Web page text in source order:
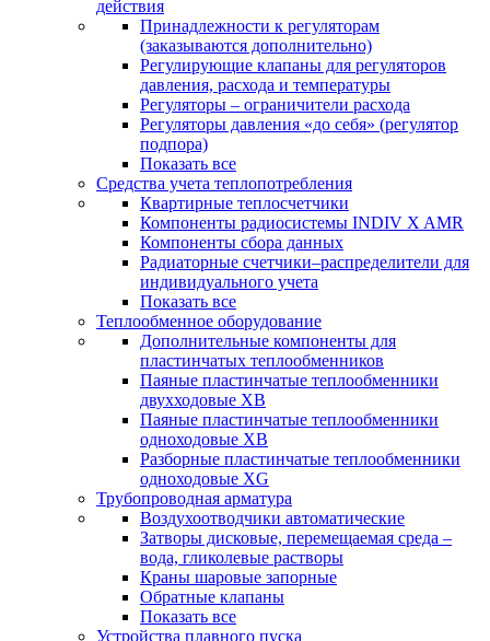
действия
Принадлежности к регуляторам
(заказываются дополнительно)
Регулирующие клапаны для регуляторов
давления, расхода и температуры
Регуляторы – ограничители расхода
Регуляторы давления «до себя» (регулятор
подпора)
Показать все
Средства учета теплопотребления
Квартирные теплосчетчики
Компоненты радиосистемы INDIV X AMR
Компоненты сбора данных
Радиаторные счетчики–распределители для
индивидуального учета
Показать все
Теплообменное оборудование
Дополнительные компоненты для
пластинчатых теплообменников
Паяные пластинчатые теплообменники
двухходовые XB
Паяные пластинчатые теплообменники
одноходовые ХВ
Разборные пластинчатые теплообменники
одноходовые ХG
Трубопроводная арматура
Воздухоотводчики автоматические
Затворы дисковые, перемещаемая среда –
вода, гликолевые растворы
Краны шаровые запорные
Обратные клапаны
Показать все
Устройства плавного пуска